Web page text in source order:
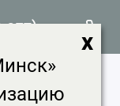
опт)
x